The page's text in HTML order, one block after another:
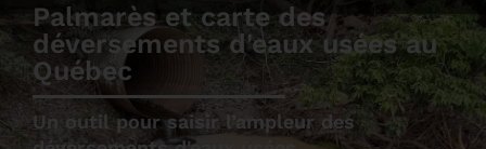
Palmarès et carte des
déversements d'eaux usées au
Québec
Un outil pour saisir l’ampleur des